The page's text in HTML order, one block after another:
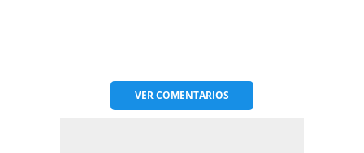
VERCOMENTARIOS